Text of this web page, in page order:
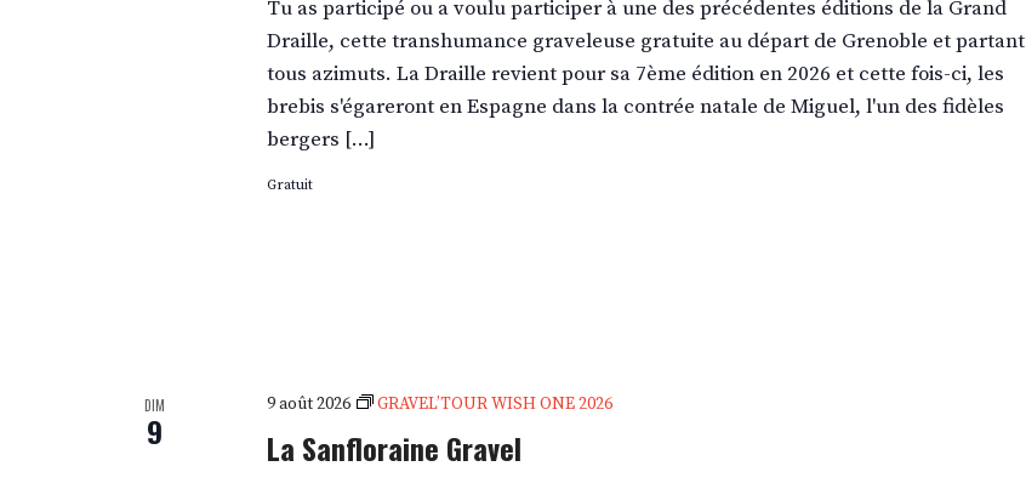
Tu as participé ou a voulu participer à une des précédentes éditions de la Grand
Draille, cette transhumance graveleuse gratuite au départ de Grenoble et partant
tous azimuts. La Draille revient pour sa 7ème édition en 2026 et cette fois-ci, les
brebis s'égareront en Espagne dans la contrée natale de Miguel, l'un des fidèles
bergers […]
Gratuit
DIM
9 La Sanfloraine Gravel
9 août 2026 GRAVEL’TOUR WISH ONE 2026